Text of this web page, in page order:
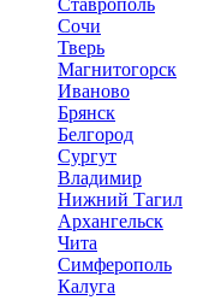
Ставрополь
Сочи
Тверь
Магнитогорск
Иваново
Брянск
Белгород
Сургут
Владимир
Нижний Тагил
Архангельск
Чита
Симферополь
Калуга